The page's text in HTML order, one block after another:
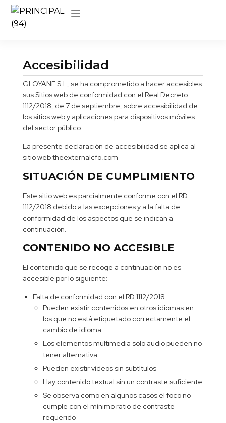
Accesibilidad
GLOYANE S.L, se ha comprometido a hacer accesibles
sus Sitios web de conformidad con el Real Decreto
1112/2018, de 7 de septiembre, sobre accesibilidad de
los sitios web y aplicaciones para dispositivos móviles
del sector público.
La presente declaración de accesibilidad se aplica al
sitio web theexternalcfo.com
SITUACIÓN DE CUMPLIMIENTO
Este sitio web es parcialmente conforme con el RD
1112/2018 debido a las excepciones y a la falta de
conformidad de los aspectos que se indican a
continuación.
CONTENIDO NO ACCESIBLE
El contenido que se recoge a continuación no es
accesible por lo siguiente:
Falta de conformidad con el RD 1112/2018:
Pueden existir contenidos en otros idiomas en
los que no está etiquetado correctamente el
cambio de idioma
Los elementos multimedia solo audio pueden no
tener alternativa
Pueden existir vídeos sin subtítulos
Hay contenido textual sin un contraste suficiente
Se observa como en algunos casos el foco no
cumple con el mínimo ratio de contraste
requerido